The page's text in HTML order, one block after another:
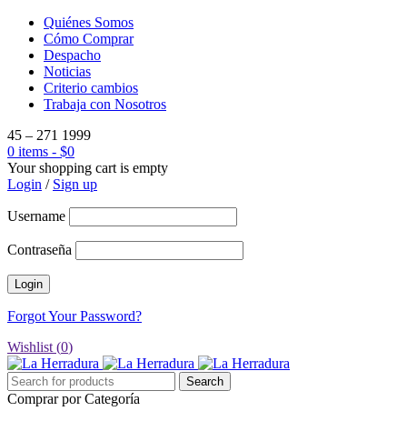
Quiénes Somos
Cómo Comprar
Despacho
Noticias
Criterio cambios
Trabaja con Nosotros
45 – 271 1999
0 items - $0
Your shopping cart is empty
Login / Sign up
Username
Contraseña
Forgot Your Password?
Wishlist (0)
Comprar por Categoría